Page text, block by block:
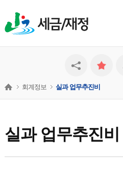
세금/재정
실과 업무추진비
회계정보 실과 업무추진비